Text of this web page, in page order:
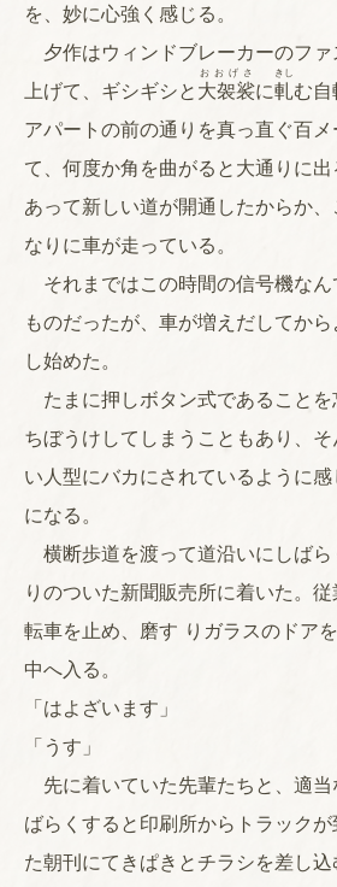
を、妙に心強く感じる。
夕作はウィンドブレーカーのファ
上げて、ギシギシと 大袈裟
おおげさ
に軋
きし
む自
アパートの前の通りを真っ直ぐ百
て、何度か角を曲がると大通りに
あって新しい道が開通したからか
なりに車が走っている。
それまではこの時間の信号機なん
ものだったが、車が増えだしてか
し始めた。
たまに押しボタン式であること
ちぼうけしてしまうこともあり、
い人型にバカにされているように
になる。
横断歩道を渡って道沿いにしばら
りのついた新聞販売所に着いた。
転車を止め、磨す りガラスのドア
中へ入る。
「はよざいます」
「うす」
先に着いていた先輩たちと、適当
ばらくすると印刷所からトラック
た朝刊にてきぱきとチラシを差し込